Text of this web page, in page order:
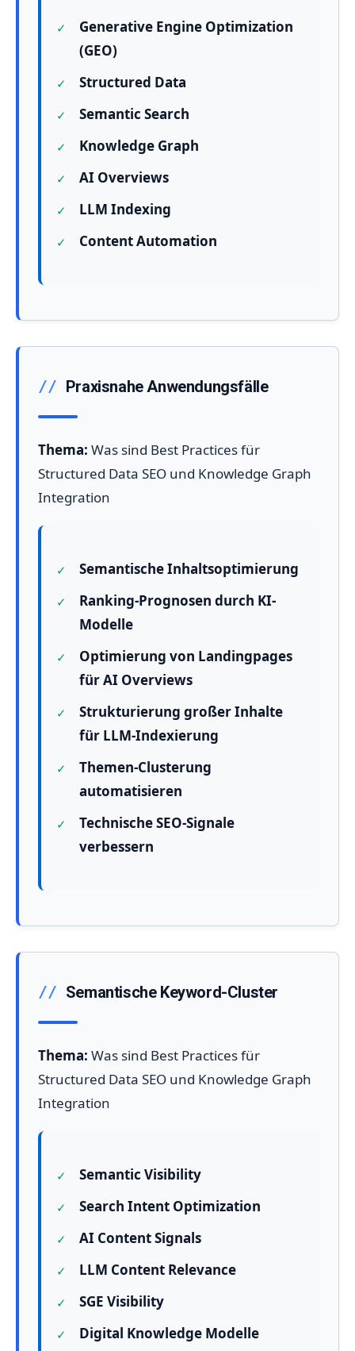
Generative Engine Optimization
(GEO)
Structured Data
Semantic Search
Knowledge Graph
AI Overviews
LLM Indexing
Content Automation
Praxisnahe Anwendungsfälle
Thema: Was sind Best Practices für
Structured Data SEO und Knowledge Graph
Integration
Semantische Inhaltsoptimierung
Ranking-Prognosen durch KI-
Modelle
Optimierung von Landingpages
für AI Overviews
Strukturierung großer Inhalte
für LLM-Indexierung
Themen-Clusterung
automatisieren
Technische SEO-Signale
verbessern
Semantische Keyword-Cluster
Thema: Was sind Best Practices für
Structured Data SEO und Knowledge Graph
Integration
Semantic Visibility
Search Intent Optimization
AI Content Signals
LLM Content Relevance
SGE Visibility
Digital Knowledge Modelle